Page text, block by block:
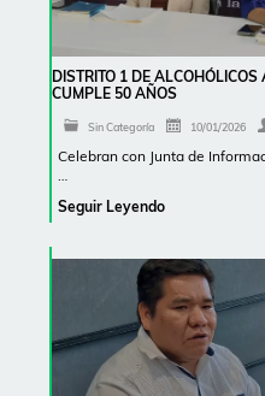
DISTRITO 1 DE
CUMPLE 50 AÑOS
Sin Categoría 10/01/2026
Celebran con Junta de
…
Seguir Leyendo